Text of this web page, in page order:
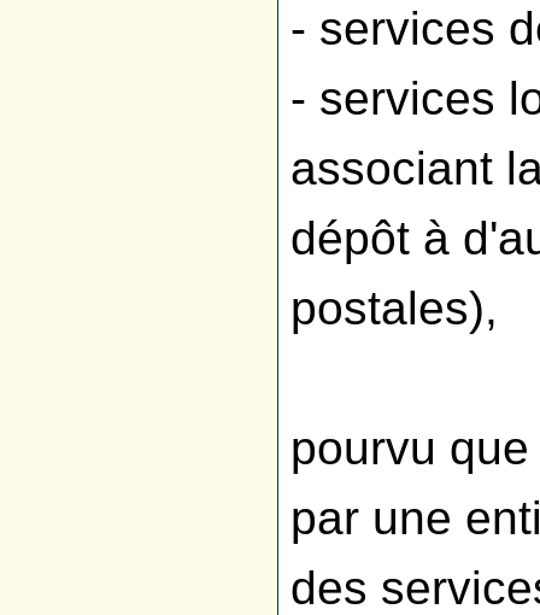
- services
- services
associant
dépôt à
postales),
pourvu
par une
des